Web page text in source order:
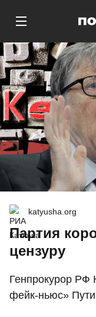
katyusha.org
Партия
цензуру
Генпрокурор РФ
фейк-ньюс»